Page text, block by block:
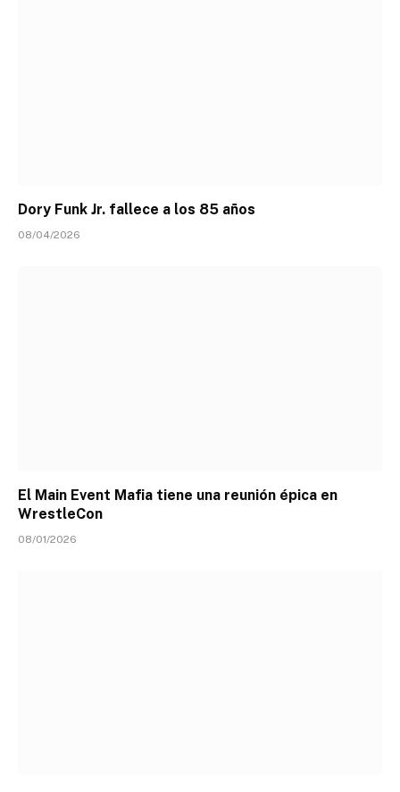
Dory Funk Jr. fallece a los 85 años
08/04/2026
El Main Event Mafia tiene una reunión épica en
WrestleCon
08/01/2026